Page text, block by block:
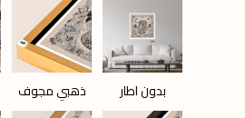
بدون اطار ذهبي مجوف